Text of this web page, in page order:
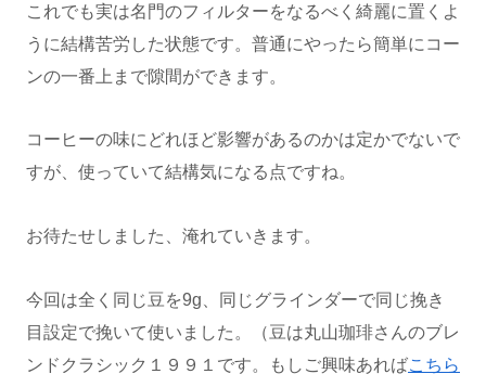
これでも実は名門のフィルターをなるべく綺麗に置くよ
うに結構苦労した状態です。普通にやったら簡単にコー
ンの一番上まで隙間ができます。
コーヒーの味にどれほど影響があるのかは定かでないで
すが、使っていて結構気になる点ですね。
お待たせしました、淹れていきます。
今回は全く同じ豆を9g、同じグラインダーで同じ挽き
目設定で挽いて使いました。（豆は丸山珈琲さんのブレ
ンドクラシック１９９１です。もしご興味あればこちら